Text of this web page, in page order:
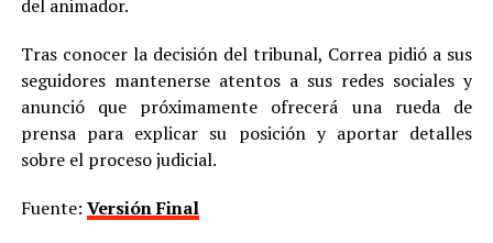
del animador.
Tras conocer la decisión del tribunal, Correa pidió a sus
seguidores mantenerse atentos a sus redes sociales y
anunció que próximamente ofrecerá una rueda de
prensa para explicar su posición y aportar detalles
sobre el proceso judicial.
Fuente: Versión Final